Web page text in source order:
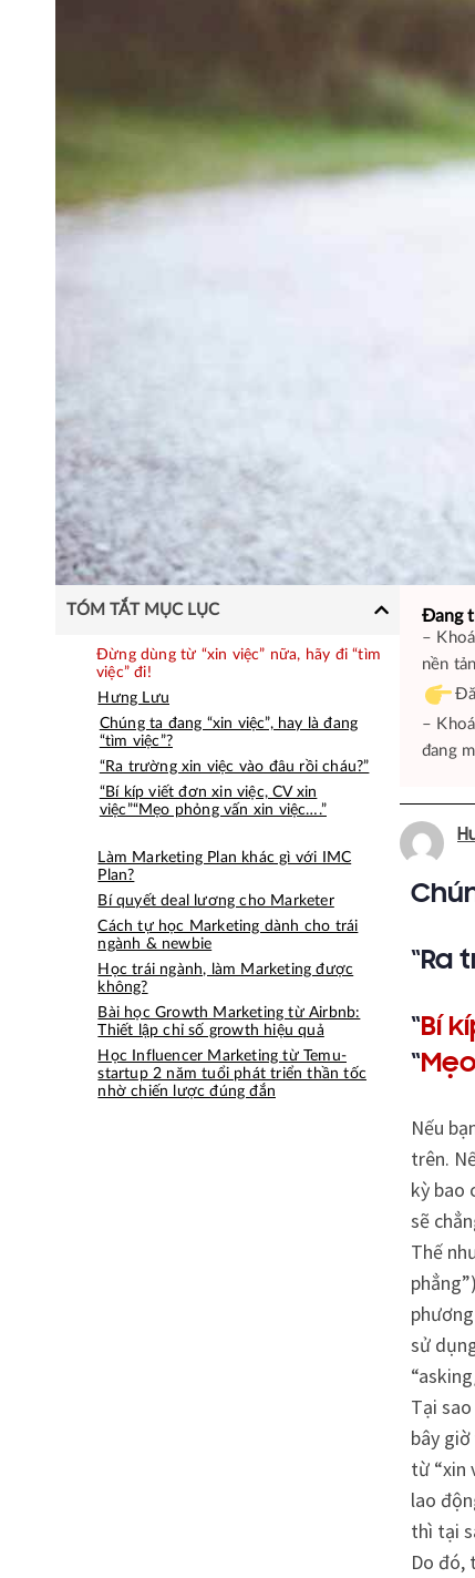
TÓM TẮT MỤC LỤC
Đừng dùng từ “xin việc” nữa, hãy đi “tìm
việc” đi!
Hưng Lưu
Chúng ta đang “xin việc”, hay là đang
“tìm việc”?
“Ra trường xin việc vào đâu rồi cháu?”
“Bí kíp viết đơn xin việc, CV xin
việc”“Mẹo phỏng vấn xin việc….”
Làm Marketing Plan khác gì với IMC
Plan?
Bí quyết deal lương cho Marketer
Cách tự học Marketing dành cho trái
ngành & newbie
Học trái ngành, làm Marketing được
không?
Bài học Growth Marketing từ Airbnb:
Thiết lập chỉ số growth hiệu quả
Học Influencer Marketing từ Temu-
startup 2 năm tuổi phát triển thần tốc
nhờ chiến lược đúng đắn
Đang
– Khoá
nền
– Khoá
đang
“Ra
“Bí
“
Nếu
trên.
kỳ bao
sẽ
Thế
sử
Tại
bây
từ “xin
lao
thì tại
Do đó,